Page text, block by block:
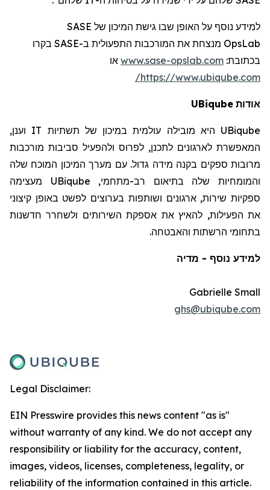
למידע נוסף על האופן שבו גישת המיכון של SASE
OpsLab מנצחת את המורכבות התפעולית ב-SASE בקרו
בכתובת:
www.sase-opslab.com או
https://www.ubiqube.com/
אודות UBiqube
UBiqube היא מובילה עולמית במיכון של תשתיות IT וענן,
המאפשרת לארגונים לתכנן, לפרוס ולהפעיל סביבות מורכבות
מרובות ספקים בקנה מידה גדול. עם מערך המיכון המוכח שלה
והמומחיות שלה בתיאום רב-מתחמי, UBiqube מעצימה
ספקיות שירות, ארגונים ושותפות בערוצים לפשט באופן קיצוני
את הפעילות, להאיץ את אספקת השירותים ולשחרר חדשנות
בתחומי הרשתות והאבטחה.
למידע נוסף - מדיה
Gabrielle Small
ghs@ubiqube.com
Legal Disclaimer:
EIN Presswire provides this news content "as is"
without warranty of any kind. We do not accept any
responsibility or liability for the accuracy, content,
images, videos, licenses, completeness, legality, or
reliability of the information contained in this article.